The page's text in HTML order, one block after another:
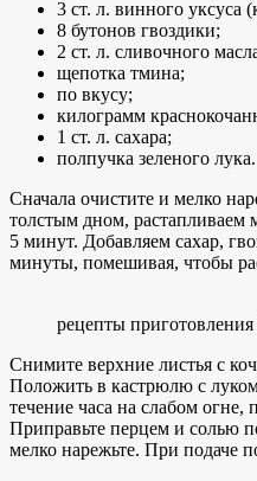
3 ст. л. винного уксуса
8 бутонов гвоздики;
2 ст. л. сливочного
щепотка тмина;
по вкусу;
килограмм
1 ст. л. сахара;
полпучка зеленого лука.
Сначала очистите и мелко
толстым дном, растапливаем
5 минут. Добавляем сахар,
минуты, помешивая, чтобы
рецепты
Снимите верхние листья с
Положить в кастрюлю с
течение часа на слабом
Приправьте перцем и солью
мелко нарежьте. При подаче